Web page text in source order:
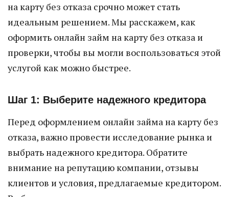
на карту без отказа срочно может стать
идеальным решением. Мы расскажем, как
оформить онлайн займ на карту без отказа и
проверки, чтобы вы могли воспользоваться этой
услугой как можно быстрее.
Шаг 1: Выберите надежного кредитора
Перед оформлением онлайн займа на карту без
отказа, важно провести исследование рынка и
выбрать надежного кредитора. Обратите
внимание на репутацию компании, отзывы
клиентов и условия, предлагаемые кредитором.